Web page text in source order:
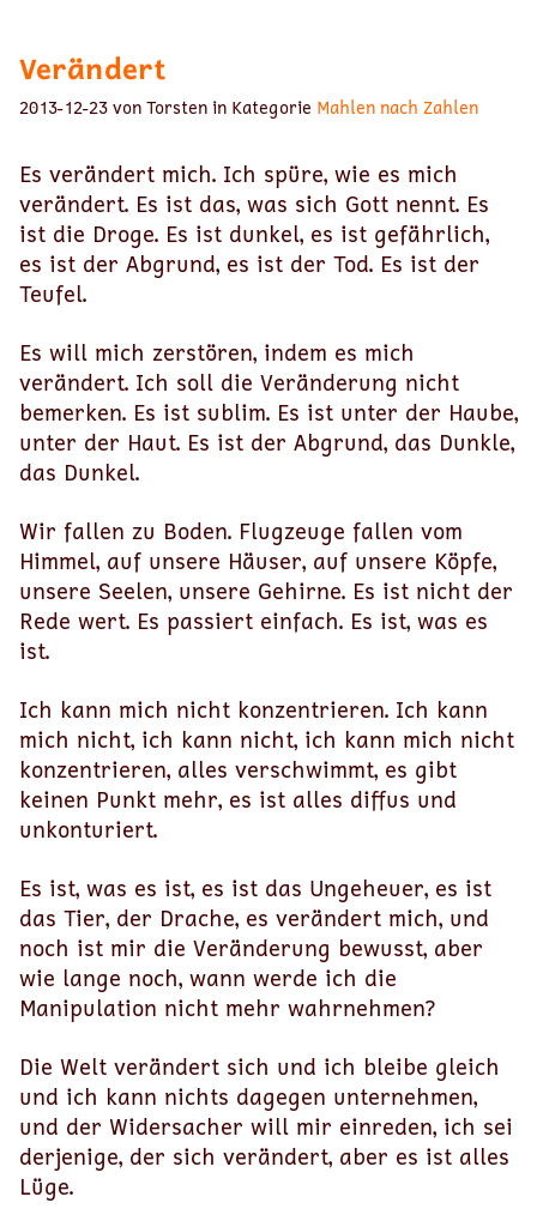
Verändert
2013-12-23 von Torsten in Kategorie Mahlen nach Zahlen
Es verändert mich. Ich spüre, wie es mich
verändert. Es ist das, was sich Gott nennt. Es
ist die Droge. Es ist dunkel, es ist gefährlich,
es ist der Abgrund, es ist der Tod. Es ist der
Teufel.
Es will mich zerstören, indem es mich
verändert. Ich soll die Veränderung nicht
bemerken. Es ist sublim. Es ist unter der Haube,
unter der Haut. Es ist der Abgrund, das Dunkle,
das Dunkel.
Wir fallen zu Boden. Flugzeuge fallen vom
Himmel, auf unsere Häuser, auf unsere Köpfe,
unsere Seelen, unsere Gehirne. Es ist nicht der
Rede wert. Es passiert einfach. Es ist, was es
ist.
Ich kann mich nicht konzentrieren. Ich kann
mich nicht, ich kann nicht, ich kann mich nicht
konzentrieren, alles verschwimmt, es gibt
keinen Punkt mehr, es ist alles diffus und
unkonturiert.
Es ist, was es ist, es ist das Ungeheuer, es ist
das Tier, der Drache, es verändert mich, und
noch ist mir die Veränderung bewusst, aber
wie lange noch, wann werde ich die
Manipulation nicht mehr wahrnehmen?
Die Welt verändert sich und ich bleibe gleich
und ich kann nichts dagegen unternehmen,
und der Widersacher will mir einreden, ich sei
derjenige, der sich verändert, aber es ist alles
Lüge.